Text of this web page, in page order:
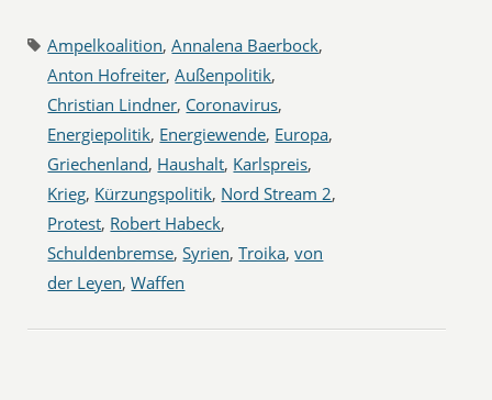
Ampelkoalition,Annalena Baerbock,
Anton Hofreiter,Außenpolitik,
Christian Lindner, Coronavirus,
Energiepolitik, Energiewende, Europa,
Griechenland, Haushalt, Karlspreis,
Krieg, Kürzungspolitik, Nord Stream 2,
Protest, Robert Habeck,
Schuldenbremse,Syrien,Troika,von
der Leyen,Waffen